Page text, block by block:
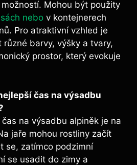
Mohou být použity
nebo v kontejnerech
Pro atraktivní vzhled je
různé barvy, výšky a tvary,
prostor, který evokuje
čas na výsadbu
na výsadbu alpiněk je na
jaře mohou rostliny začít
se, zatímco podzimní
se usadit do zimy a